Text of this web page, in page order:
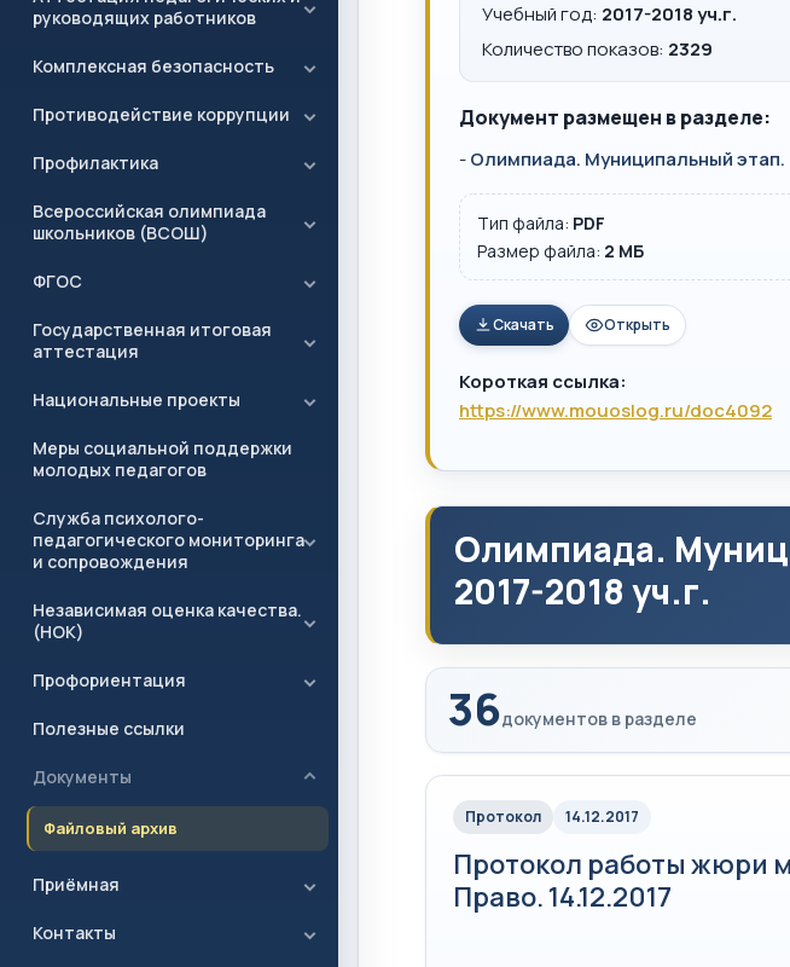
руководящих работников
Комплексная безопасность
Противодействие коррупции
Профилактика
Всероссийская олимпиада
школьников (ВСОШ)
ФГОС
Государственная итоговая
аттестация
Национальные проекты
Меры социальной поддержки
молодых педагогов
Служба психолого-
педагогического мониторинга
и сопровождения
Независимая оценка качества.
(НОК)
Профориентация
Полезные ссылки
Документы
Файловый архив
Приёмная
Контакты
Учебный год: 2017-2018 уч.г.
Количество показов: 2329
Документ размещен в разделе:
-Олимпиада. Муниципальный этап.
Тип файла: PDF
Размер файла: 2 MБ
Скачать Открыть
Короткая ссылка:
https://www.mouoslog.ru/doc4092
Олимпиада.
2017-2018 уч.г.
36документов в разделе
Протокол 14.12.2017
Протокол работы жюри
Право. 14.12.2017